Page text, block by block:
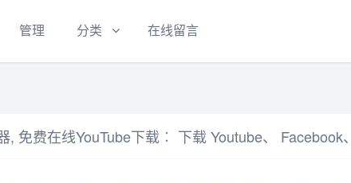
管理 分类 在线留言